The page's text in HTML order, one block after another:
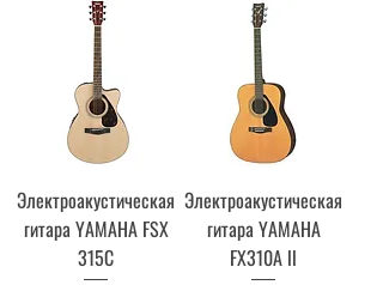
Электроакустическая
гитара YAMAHA FSX
315C
Электроакустическая
гитара YAMAHA
FX310А ll